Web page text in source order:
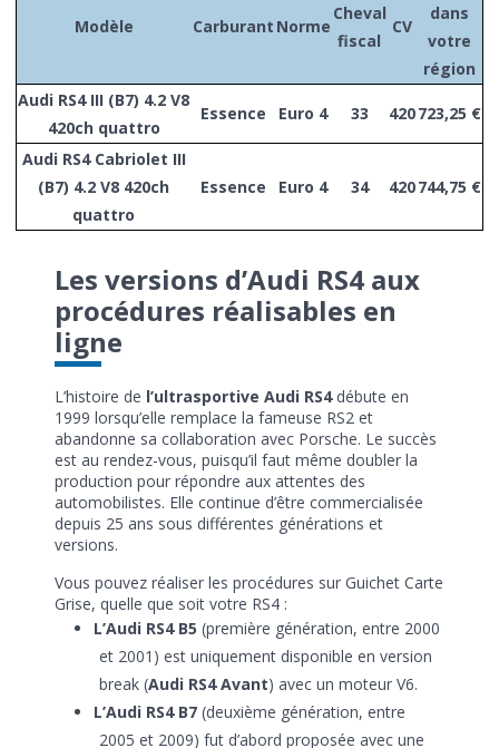
Modèle Carburant Norme
Cheval
fiscal
CV
dans
votre
région
Audi RS4 III (B7) 4.2 V8
420ch quattro
Essence Euro 4 33 420723,25 €
Audi RS4 Cabriolet III
(B7) 4.2 V8 420ch
quattro
Essence Euro 4 34 420744,75 €
Les versions d’Audi RS4 aux
procédures réalisables en
ligne
L’histoire de l’ultrasportive Audi RS4débute en
1999 lorsqu’elle remplace la fameuse RS2 et
abandonne sa collaboration avec Porsche. Le succès
est au rendez-vous, puisqu’il faut même doubler la
production pour répondre aux attentes des
automobilistes. Elle continue d’être commercialisée
depuis 25 ans sous différentes générations et
versions.
Vous pouvez réaliser les procédures sur Guichet Carte
Grise, quelle que soit votre RS4 :
L’Audi RS4 B5 (première génération, entre 2000
et 2001) est uniquement disponible en version
break (Audi RS4 Avant) avec un moteur V6.
L’Audi RS4 B7(deuxième génération, entre
2005 et 2009) fut d’abord proposée avec une